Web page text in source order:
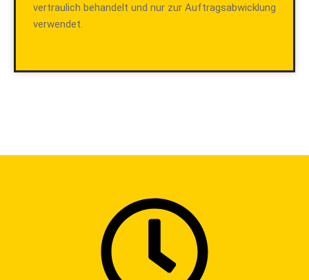
vertraulich behandelt und nur zur Auftragsabwicklung
verwendet.